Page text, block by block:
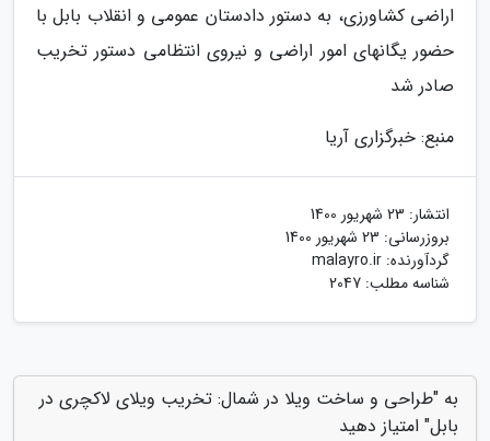
اراضی کشاورزی، به دستور دادستان عمومی و انقلاب بابل با
حضور یگانهای امور اراضی و نیروی انتظامی دستور تخریب
صادر شد
منبع: خبرگزاری آریا
انتشار: 23 شهریور 1400
بروزرسانی: 23 شهریور 1400
گردآورنده: malayro.ir
شناسه مطلب: 2047
به "طراحی و ساخت ویلا در شمال: تخریب ویلای لاکچری در
بابل" امتیاز دهید